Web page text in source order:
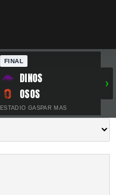
FINAL
DINOS
OSOS
ESTADIO GASPAR MAS
›